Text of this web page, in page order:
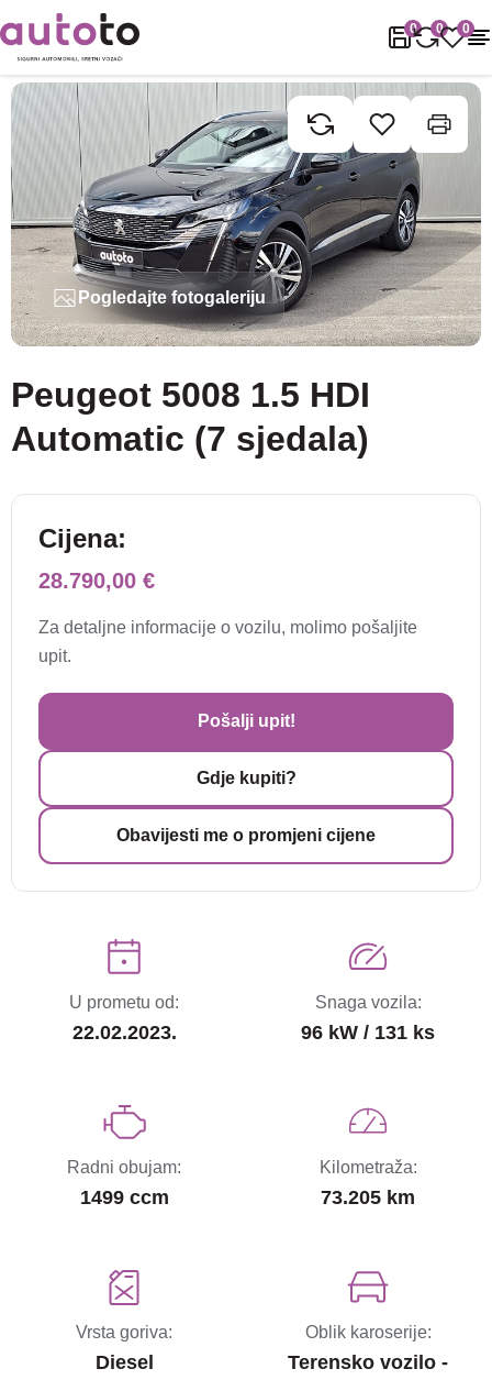
0 0 0
Naslovnica Rabljena vozila Peugeot 5008 1.5
Pogledajte fotogaleriju
Peugeot 5008 1.5 HDI
Automatic (7 sjedala)
Cijena:
28.790,00 €
Za detaljne informacije o vozilu, molimo pošaljite
upit.
Pošalji upit!
Gdje kupiti?
Obavijesti me o promjeni cijene
U prometu od:
22.02.2023.
Snaga vozila:
96 kW / 131 ks
Radni obujam:
1499 ccm
Kilometraža:
73.205 km
Vrsta goriva:
Diesel
Oblik karoserije:
Terensko vozilo -